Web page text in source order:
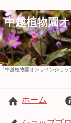
中越植物園
「中越植物園オンラインショッ
ホーム